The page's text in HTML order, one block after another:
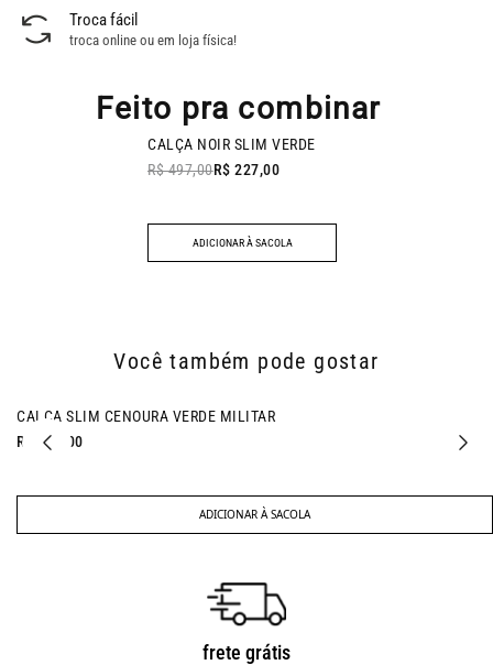
Troca fácil
troca online ou em loja física!
Feito pra combinar
BAZAR
- 54% OFF
CALÇA NOIR SLIM VERDE
R$ 497,00R$ 227,00
ADICIONAR À SACOLA
Você também pode gostar
CALCA SLIM CENOURA VERDE MILITAR
R$ 297,00
ADICIONAR À SACOLA
frete grátis